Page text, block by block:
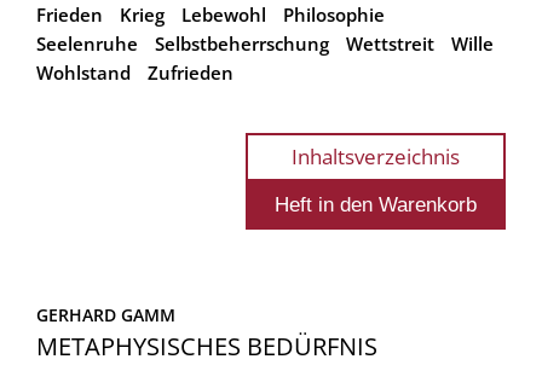
Frieden
Krieg Lebewohl
Philosophie
Seelenruhe
Selbstbeherrschung Wettstreit
Wille
Wohlstand
Zufrieden
Inhaltsverzeichnis
GERHARD GAMM
METAPHYSISCHES BEDÜRFNIS